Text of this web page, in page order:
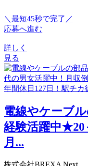
＼最短45秒で完了／
応募へ進む
詳しく
見る
電線やケーブ
経験活躍中★20
月...
株式会社BREXA Next